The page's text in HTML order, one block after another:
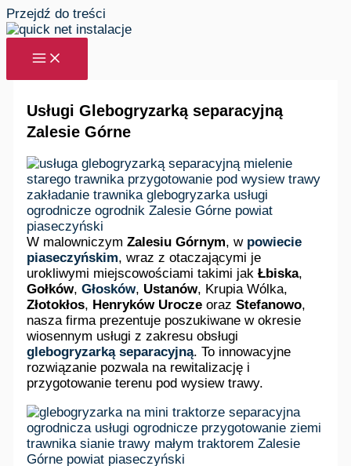
Przejdź do treści
Usługi Glebogryzarką separacyjną
Zalesie Górne
W malowniczymZalesiu Górnym, w powiecie
piaseczyńskim, wraz z otaczającymi je
urokliwymi miejscowościami takimi jakŁbiska,
Gołków,Głosków, Ustanów, Krupia Wólka,
Złotokłos, Henryków Urocze orazStefanowo,
nasza firma prezentuje poszukiwane w okresie
wiosennym usługi z zakresu obsługi
glebogryzarką separacyjną. To innowacyjne
rozwiązanie pozwala na rewitalizację i
przygotowanie terenu pod wysiew trawy.